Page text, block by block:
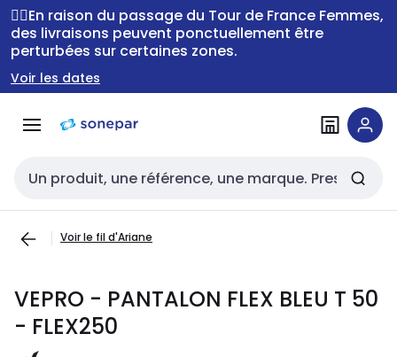
Passer à la
navigation
Passer
au
contenu
🚴‍♂️En raison du passage du Tour de France Femmes,
des livraisons peuvent ponctuellement être
perturbées sur certaines zones.
Voir les dates
Entrée de recherche
Voir le fil d'Ariane
VEPRO - PANTALON FLEX BLEU T 50
- FLEX250